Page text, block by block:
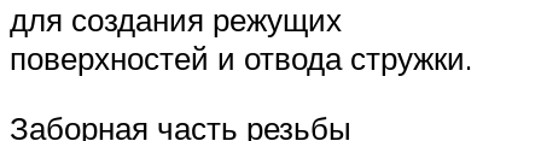
для создания режущих
поверхностей и отвода стружки.
Заборная часть резьбы